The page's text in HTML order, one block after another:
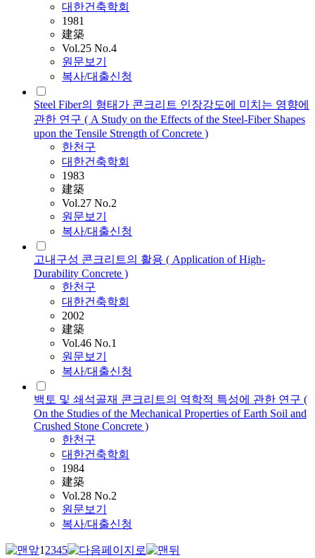
대한건축학회
1981
建築
Vol.25 No.4
원문보기
복사/대출신청
Steel Fiber의 형태가 콘크리트 인장강도에 미치는 영향에
관한 연구 ( A Study on the Effects of the Steel-Fiber Shapes
upon the Tensile Strength of Concrete )
한천구
대한건축학회
1983
建築
Vol.27 No.2
원문보기
복사/대출신청
고내구성 콘크리트의 활용 ( Application of High-
Durability Concrete )
한천구
대한건축학회
2002
建築
Vol.46 No.1
원문보기
복사/대출신청
백토 및 쇄석골재 콘크리트의 역학적 특성에 관한 연구 (
On the Studies of the Mechanical Properties of Earth Soil and
Crushed Stone Concrete )
한천구
대한건축학회
1984
建築
Vol.28 No.2
원문보기
복사/대출신청
12345